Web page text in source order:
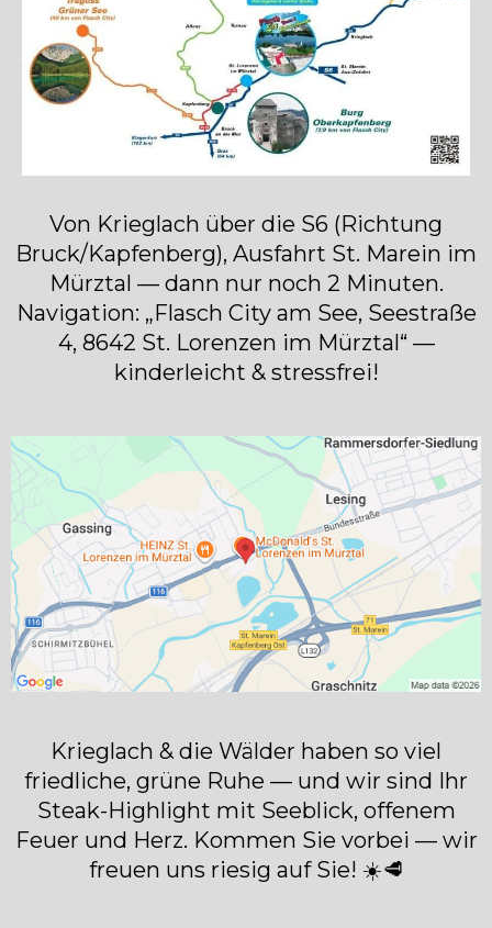
Von Krieglach über die S6 (Richtung
Bruck/Kapfenberg), Ausfahrt St. Marein im
Mürztal — dann nur noch 2 Minuten.
Navigation: „Flasch City am See, Seestraße
4, 8642 St. Lorenzen im Mürztal“ —
kinderleicht & stressfrei!
Krieglach & die Wälder haben so viel
friedliche, grüne Ruhe — und wir sind Ihr
Steak-Highlight mit Seeblick, offenem
Feuer und Herz. Kommen Sie vorbei — wir
freuen uns riesig auf Sie! ☀️🥩